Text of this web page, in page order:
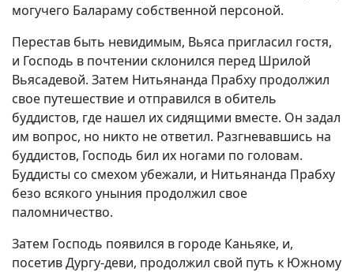
могучего Балараму собственной персоной.
Перестав быть невидимым, Вьяса пригласил гостя,
и Господь в почтении склонился перед Шрилой
Вьясадевой. Затем Нитьянанда Прабху продолжил
свое путешествие и отправился в обитель
буддистов, где нашел их сидящими вместе. Он задал
им вопрос, но никто не ответил. Разгневавшись на
буддистов, Господь бил их ногами по головам.
Буддисты со смехом убежали, и Нитьянанда Прабху
безо всякого уныния продолжил свое
паломничество.
Затем Господь появился в городе Каньяке, и,
посетив Дургу-деви, продолжил свой путь к Южному